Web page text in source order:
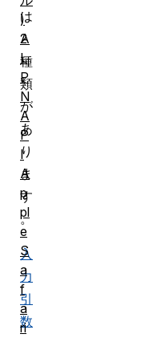
は
2
種
類
が
あ
り
ま
す
。
入
力
引
数
)
A
L
P
N
A
P
I
A
p
pl
e
S
a
f
a
ri